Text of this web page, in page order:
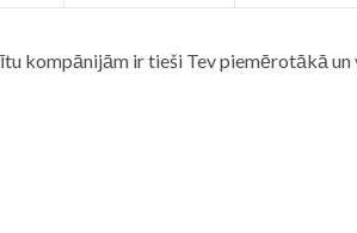
kompānijām ir tieši Tev piemērotākā